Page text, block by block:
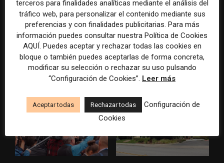
AP actualiza sus normas
sobre inteligencia artificial
para reforzar el control
humano en la redacción
Los mercados de predicción
dan el salto a los medios con
una plataforma de noticias y
análisis
terceros para finalidades analíticas mediante el análisis del
tráfico web, para personalizar el contenido mediante sus
preferencias y con finalidades publicitarias. Para más
información puedes consultar nuestra Política de Cookies
AQUÍ. Puedes aceptar y rechazar todas las cookies en
bloque o también puedes aceptarlas de forma concreta,
modificar su selección o rechazar su uso pulsando
“Configuración de Cookies”. Leer más
Aceptar todas Rechazar todas
Configuración de
Cookies